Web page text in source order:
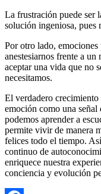
La frustración puede ser
solución ingeniosa, pues
Por otro lado,
anestesiarnos frente a
aceptar una vida que no
necesitamos.
El verdadero crecimiento
emoción como una
podemos aprender a
permite vivir de manera
felices todo el tiempo.
continuo de
enriquece nuestra
conciencia y evolución